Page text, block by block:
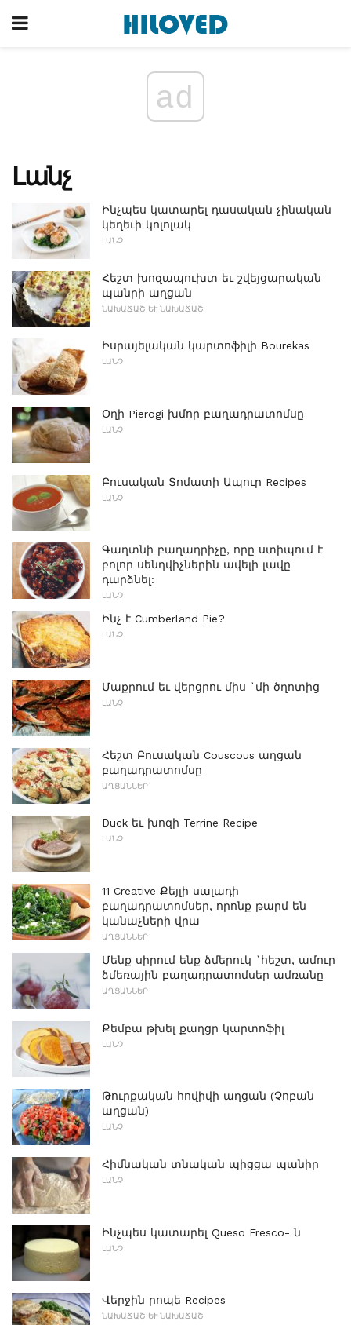
ad
Լանչ
Ինչպես կատարել դասական չինական
կեղեւի կոլոլակ
ԼԱՆՉ
Հեշտ խոզապուխտ եւ շվեյցարական
պանրի աղցան
ՆԱԽԱՃԱՇ ԵՒ ՆԱԽԱՃԱՇ
Իսրայելական կարտոֆիլի Bourekas
ԼԱՆՉ
Օղի Pierogi խմոր բաղադրատոմսը
ԼԱՆՉ
Բուսական Տոմատի Ապուր Recipes
ԼԱՆՉ
Գաղտնի բաղադրիչը, որը ստիպում է
բոլոր սենդվիչներին ավելի լավը
դարձնել:
ԼԱՆՉ
Ինչ է Cumberland Pie?
ԼԱՆՉ
Մաքրում եւ վերցրու միս `մի ծղոտից
ԼԱՆՉ
Հեշտ Բուսական Couscous աղցան
բաղադրատոմսը
ԱՂՑԱՆՆԵՐ
Duck եւ խոզի Terrine Recipe
ԼԱՆՉ
11 Creative Քեյլի սալադի
բաղադրատոմսեր, որոնք թարմ են
կանաչների վրա
ԱՂՑԱՆՆԵՐ
Մենք սիրում ենք ձմերուկ `հեշտ, ամուր
ձմեռային բաղադրատոմսեր ամռանը
ԱՂՑԱՆՆԵՐ
Քեմբա թխել քաղցր կարտոֆիլ
ԼԱՆՉ
Թուրքական հովիվի աղցան (Չոբան
աղցան)
ԼԱՆՉ
Հիմնական տնական պիցցա պանիր
ԼԱՆՉ
Ինչպես կատարել Queso Fresco- ն
ԼԱՆՉ
Վերջին րոպե Recipes
ՆԱԽԱՃԱՇ ԵՒ ՆԱԽԱՃԱՇ